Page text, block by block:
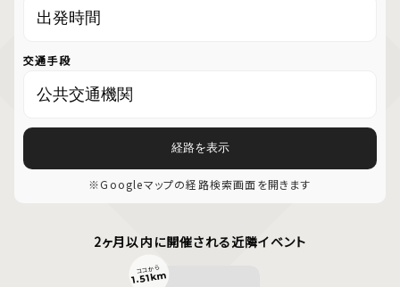
交通手段
経路を表示
※Googleマップの経路検索画面を開きます
2ヶ月以内に開催される近隣イベント
ココから
1.51km